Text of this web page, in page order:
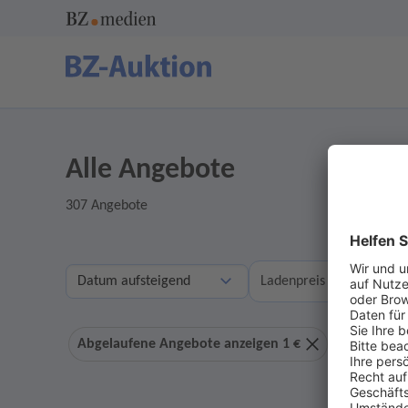
Alle Angebote
307 Angebote
Ladenpreis
Abgelaufene Angebote anzeigen 1 € Ohne